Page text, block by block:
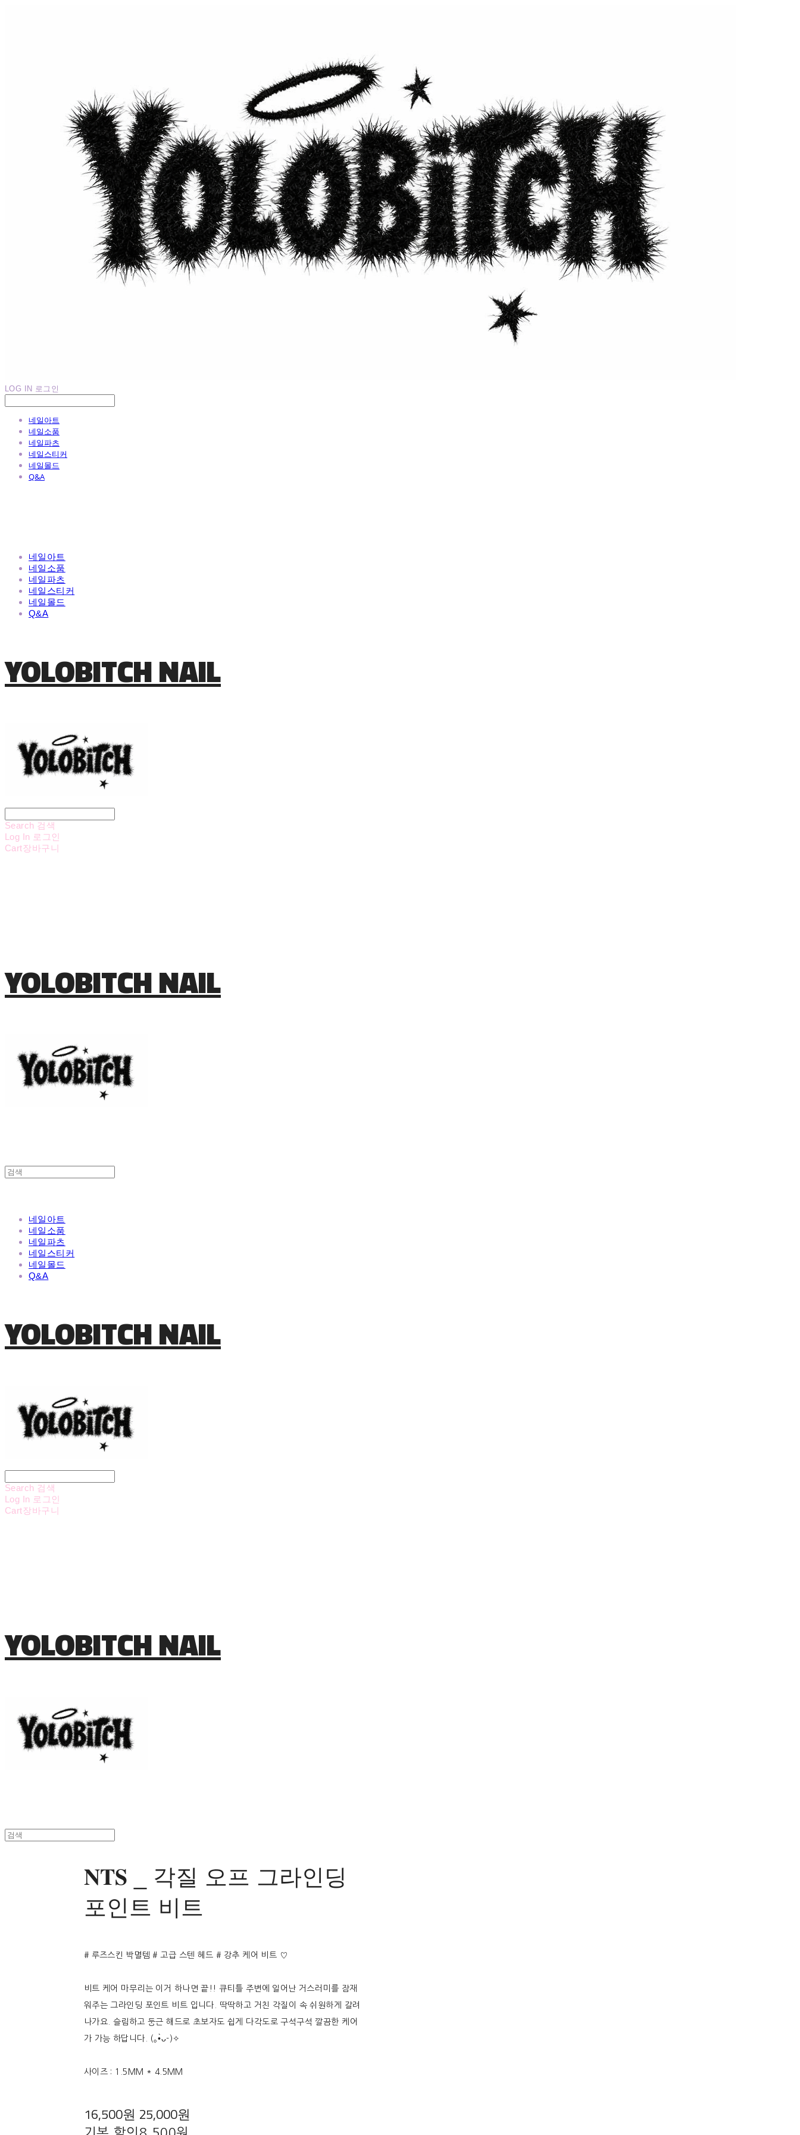
LOG IN 로그인
네일아트
네일소품
네일파츠
네일스티커
네일몰드
Q&A
네일아트
네일소품
네일파츠
네일스티커
네일몰드
Q&A
YOLOBITCH NAIL
Search 검색
Log In 로그인
Cart장바구니
YOLOBITCH NAIL
네일아트
네일소품
네일파츠
네일스티커
네일몰드
Q&A
YOLOBITCH NAIL
Search 검색
Log In 로그인
Cart장바구니
YOLOBITCH NAIL
𝐍𝐓𝐒 _ 각질 오프 그라인딩
포인트 비트
# 루즈스킨 박멸템 # 고급 스텐 헤드 # 강추 케어 비트 ♡
비트 케어 마무리는 이거 하나면 끝!! 큐티틀 주변에 일어난 거스러미를 잠재
워주는 그라인딩 포인트 비트 입니다. 딱딱하고 거친 각질이 속 쉬원하게 갈려
나가요. 슬림하고 둥근 해드로 초보자도 쉽게 다각도로 구석구석 깔끔한 케어
가 가능 하답니다. (｡•̀ᴗ-)✧
사이즈 : 1.5MM * 4.5MM
16,500원 25,000원